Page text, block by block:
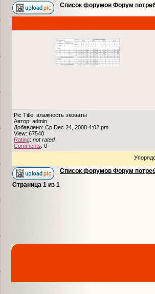
Список форумов Форум
Pic Title: влажность эковаты
Автор: admin
Добавлено: Ср Dec 24, 2008 4:02 pm
View: 67540
Rating: not rated
Comments: 0
Список форумов Форум
Страница 1 из 1